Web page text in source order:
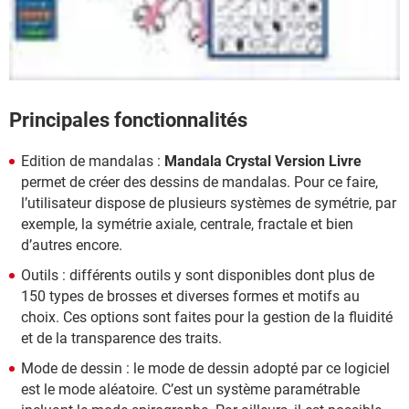
Principales fonctionnalités
Edition de mandalas : Mandala Crystal Version Livre
permet de créer des dessins de mandalas. Pour ce faire,
l’utilisateur dispose de plusieurs systèmes de symétrie, par
exemple, la symétrie axiale, centrale, fractale et bien
d’autres encore.
Outils : différents outils y sont disponibles dont plus de
150 types de brosses et diverses formes et motifs au
choix. Ces options sont faites pour la gestion de la fluidité
et de la transparence des traits.
Mode de dessin : le mode de dessin adopté par ce logiciel
est le mode aléatoire. C’est un système paramétrable